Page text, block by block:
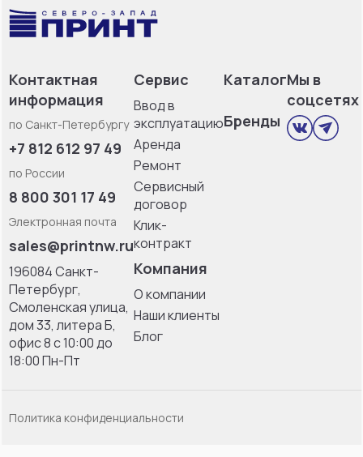
Контактная
информация
по Санкт-Петербургу
+7 812 612 97 49
по России
8 800 301 17 49
Электронная почта
sales@printnw.ru
196084 Санкт-
Петербург,
Смоленская улица,
дом 33, литерa Б,
офис 8 с 10:00 до
18:00 Пн-Пт
Сервис
Ввод в
эксплуатацию
Аренда
Ремонт
Сервисный
договор
Клик-
контракт
Компания
О компании
Наши клиенты
Блог
Каталог
Бренды
Мы в
соцсетях
Политика конфиденциальности